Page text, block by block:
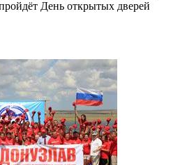
День открытых дверей